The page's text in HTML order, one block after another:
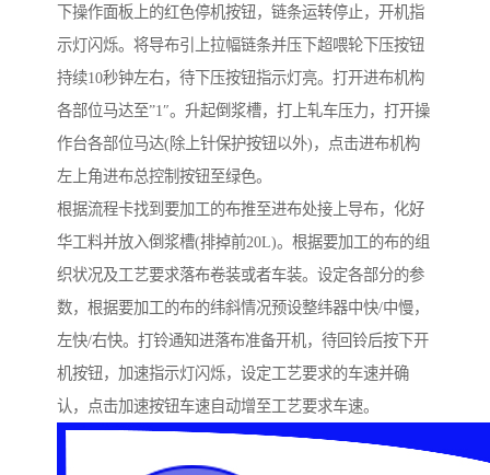
下操作面板上的红色停机按钮，链条运转停止，开机指
示灯闪烁。将导布引上拉幅链条并压下超喂轮下压按钮
持续10秒钟左右，待下压按钮指示灯亮。打开进布机构
各部位马达至”1″。升起倒浆槽，打上轧车压力，打开操
作台各部位马达(除上针保护按钮以外)，点击进布机构
左上角进布总控制按钮至绿色。
根据流程卡找到要加工的布推至进布处接上导布，化好
华工料并放入倒浆槽(排掉前20L)。根据要加工的布的组
织状况及工艺要求落布卷装或者车装。设定各部分的参
数，根据要加工的布的纬斜情况预设整纬器中快/中慢，
左快/右快。打铃通知进落布准备开机，待回铃后按下开
机按钮，加速指示灯闪烁，设定工艺要求的车速并确
认，点击加速按钮车速自动增至工艺要求车速。